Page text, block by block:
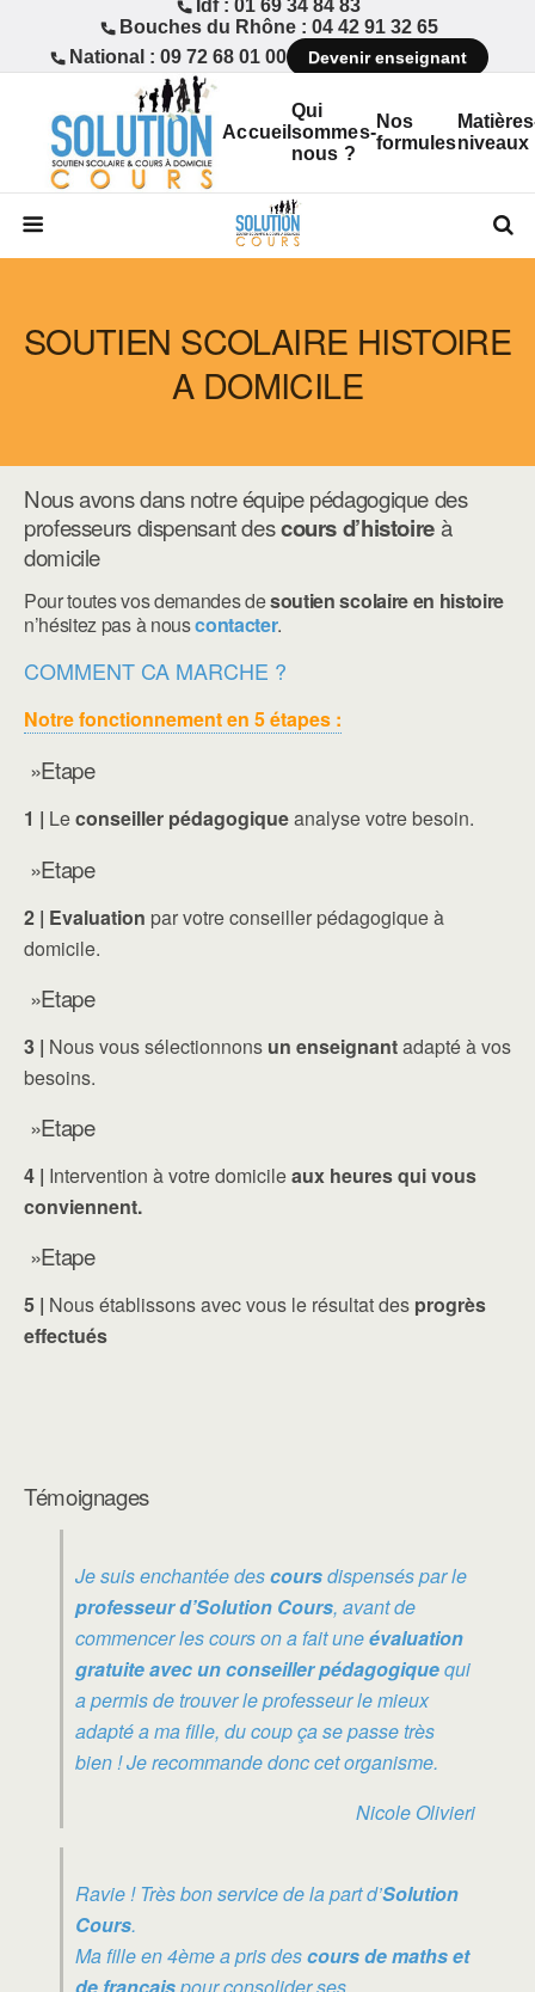
Idf : 01 69 34 84 83
Bouches du Rhône : 04 42 91 32 65
National : 09 72 68 01 00
Devenir enseignant
Accueil
Qui
sommes-
nous ?
Nos
formulesniveaux
SOUTIEN SCOLAIRE HISTOIRE
A DOMICILE
Nous avons dans notre équipe pédagogique des
professeurs dispensant descours d’histoireà
domicile
Pour toutes vos demandes desoutien scolaire en histoire
n’hésitez pas à nouscontacter.
COMMENT CA MARCHE ?
Notre fonctionnement en 5 étapes :
»Etape
1 | Leconseiller pédagogiqueanalyse votre besoin.
»Etape
2 | Evaluation par votre conseiller pédagogique à
domicile.
»Etape
3 | Nous vous sélectionnons un enseignantadapté à vos
besoins.
»Etape
4 | Intervention à votre domicileaux heures qui vous
conviennent.
»Etape
5 | Nous établissons avec vous le résultat des progrès
effectués
Témoignages
Je suis enchantée descoursdispensés par le
professeur d’Solution Cours, avant de
commencer les cours on a fait uneévaluation
gratuite avec un conseiller pédagogiquequi
a permis de trouver le professeur le mieux
adapté a ma fille, du coup ça se passe très
bien ! Je recommande donc cet organisme.
Nicole Olivieri
Ravie ! Très bon service de la part d’Solution
Cours.
Ma fille en 4ème a pris descours de maths et